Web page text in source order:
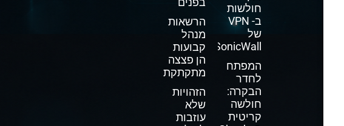
חולשות
ב- VPN
של
SonicWall
המפתח
לחדר
הבקרה:
חולשה
קריטית
הרשאות
מנהל
קבועות
הן פצצה
מתקתקת
הזהויות
שלא
עוזבות